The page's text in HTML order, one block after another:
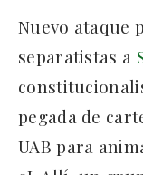
Nuevo ataque
separatistas a
pegada de
UAB para